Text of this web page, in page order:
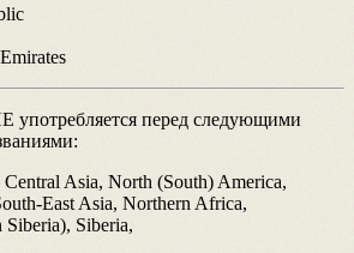
употребляется перед следующими
Central Asia, North (South) America,
East Asia, Northern Africa,
Siberia), Siberia,